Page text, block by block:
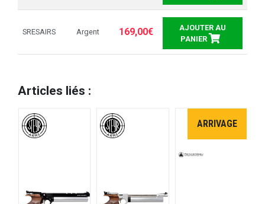
SRESAIRS Argent 169,00€
AJOUTER AU
PANIER
Articles liés :
ARRIVAGE